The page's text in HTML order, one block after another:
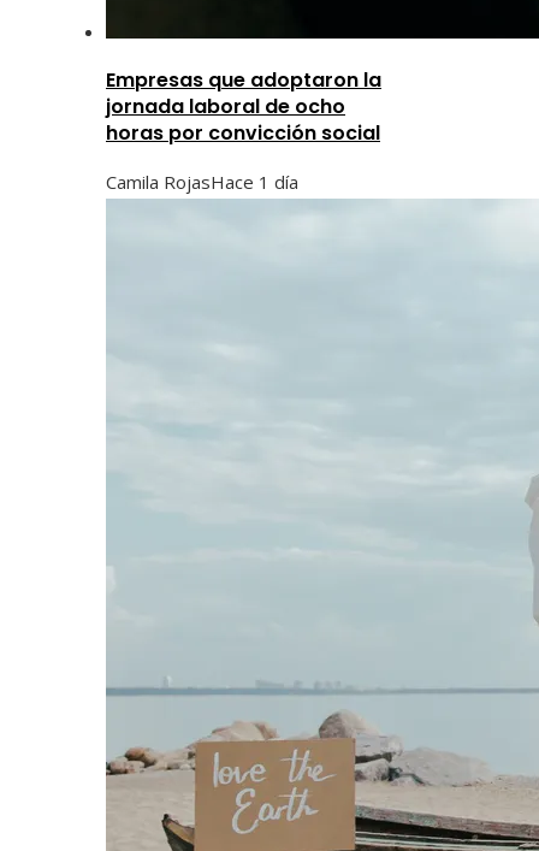
Empresas que adoptaron la
jornada laboral de ocho
horas por convicción social
Camila RojasHace 1 día